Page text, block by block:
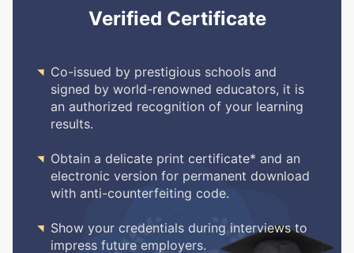
Verified Certificate
 Co-issued by prestigious schools and
signed by world-renowned educators, it is
an authorized recognition of your learning
results.
 Obtain a delicate print certificate* and an
electronic version for permanent download
with anti-counterfeiting code.
 Show your credentials during interviews to
impress future employers.